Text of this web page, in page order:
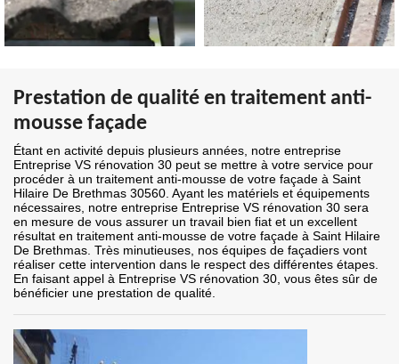
Prestation de qualité en traitement anti-
mousse façade
Étant en activité depuis plusieurs années, notre entreprise
Entreprise VS rénovation 30 peut se mettre à votre service pour
procéder à un traitement anti-mousse de votre façade à Saint
Hilaire De Brethmas 30560. Ayant les matériels et équipements
nécessaires, notre entreprise Entreprise VS rénovation 30 sera
en mesure de vous assurer un travail bien fiat et un excellent
résultat en traitement anti-mousse de votre façade à Saint Hilaire
De Brethmas. Très minutieuses, nos équipes de façadiers vont
réaliser cette intervention dans le respect des différentes étapes.
En faisant appel à Entreprise VS rénovation 30, vous êtes sûr de
bénéficier une prestation de qualité.